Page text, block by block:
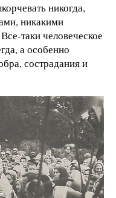
никогда,
никакими
таки человеческое
а особенно
сострадания и